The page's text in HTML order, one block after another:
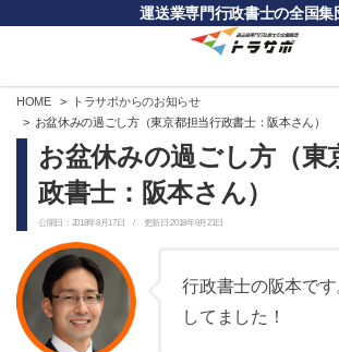
運送業専門行政書士の全国集
HOME
トラサポからのお知らせ
お盆休みの過ごし方（東京都担当行政書士：阪本さん）
お盆休みの過ごし方（東
政書士：阪本さん）
公開日：2018年8月17日 / 更新日:2018年9月21日
行政書士の阪本で
してました！